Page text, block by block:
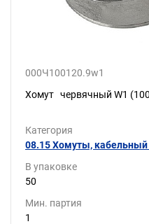
000Ч100120.9w1
Хомут червячный W1
Категория
08.15 Хомуты,
В упаковке
50
Мин. партия
1